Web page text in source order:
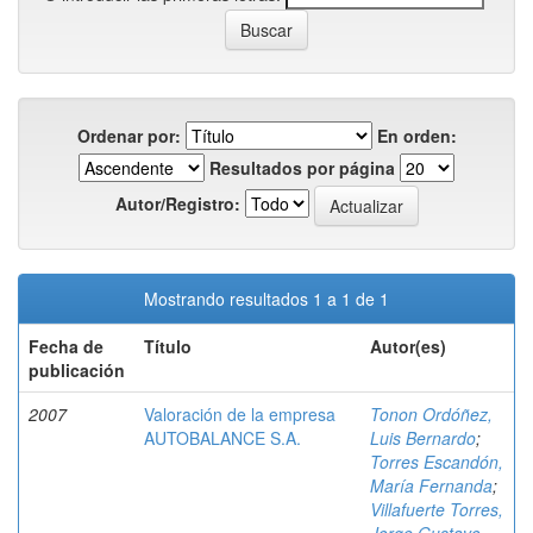
Ordenar por:
En orden:
Resultados por página
Autor/Registro:
Mostrando resultados 1 a 1 de 1
Fecha de
publicación
Título Autor(es)
2007
Valoración de la empresa
AUTOBALANCE S.A.
Tonon Ordóñez,
Luis Bernardo;
Torres Escandón,
María Fernanda;
Villafuerte Torres,